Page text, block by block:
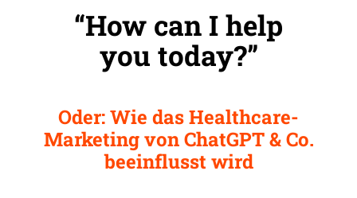
“How can I help
you today?”
Oder: Wie das Healthcare-
Marketing von ChatGPT & Co.
beeinflusst wird